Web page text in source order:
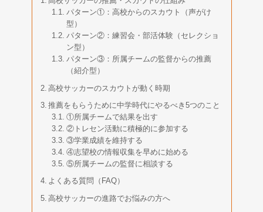
パターン①：高校からのスカウト（声がけ
型）
パターン②：練習会・部活体験（セレクショ
ン型）
パターン③：所属チームの監督からの推薦
（紹介型）
高校サッカーのスカウトが動く時期
推薦をもらうために中学時代にやるべき5つのこと
①所属チームで結果を出す
②トレセン活動に積極的に参加する
③学業成績を維持する
④志望校の情報収集を早めに始める
⑤所属チームの監督に相談する
よくある質問（FAQ）
高校サッカーの進路でお悩みの方へ